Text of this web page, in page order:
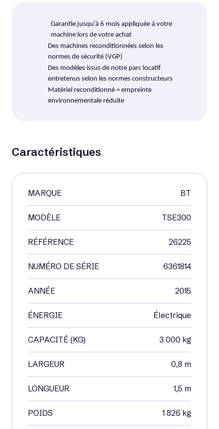
Caractéristiques
MARQUE BT
MODÈLE TSE300
RÉFÉRENCE 26225
NUMÉRO DE SÉRIE 6361814
ANNÉE 2015
ÉNERGIE Électrique
CAPACITÉ (KG) 3 000 kg
LARGEUR 0,8 m
LONGUEUR 1,5 m
POIDS 1 826 kg
Garantie jusqu’à 6 mois appliquée à votre
machine lors de votre achat
Des machines reconditionnées selon les
normes de sécurité (VGP)
Des modèles issus de notre parc locatif
entretenus selon les normes constructeurs
Matériel reconditionné = empreinte
environnementale réduite